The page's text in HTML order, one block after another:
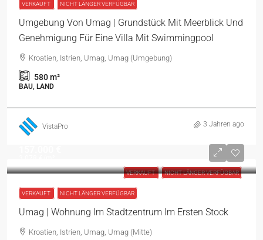
VERKAUFT NICHT LÄNGER VERFÜGBAR
Umgebung Von Umag | Grundstück Mit Meerblick Und
Genehmigung Für Eine Villa Mit Swimmingpool
Kroatien, Istrien, Umag, Umag (Umgebung)
580m²
BAU, LAND
VistaPro 3 Jahren ago
VERKAUFT NICHT LÄNGER VERFÜGBAR
VERKAUFT NICHT LÄNGER VERFÜGBAR
Umag | Wohnung Im Stadtzentrum Im Ersten Stock
Kroatien, Istrien, Umag, Umag (Mitte)